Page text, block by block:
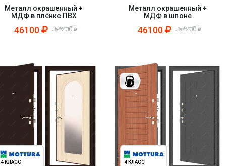
Металл окрашенный +
МДФ в плёнке ПВХ
46100 54200
Металл окрашенный +
МДФ в шпоне
46100 54200
4 КЛАСС 4 КЛАСС